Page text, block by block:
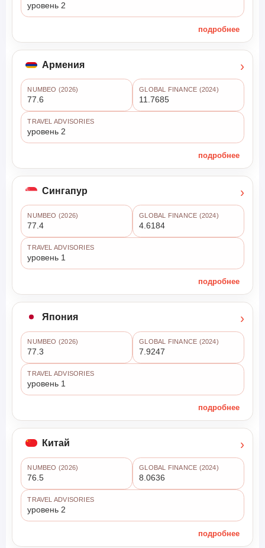
уровень 2
подробнее
Армения ›
NUMBEO (2026)
77.6
GLOBAL FINANCE (2024)
11.7685
TRAVEL ADVISORIES
уровень 2
подробнее
Сингапур ›
NUMBEO (2026)
77.4
GLOBAL FINANCE (2024)
4.6184
TRAVEL ADVISORIES
уровень 1
подробнее
Япония ›
NUMBEO (2026)
77.3
GLOBAL FINANCE (2024)
7.9247
TRAVEL ADVISORIES
уровень 1
подробнее
Китай ›
NUMBEO (2026)
76.5
GLOBAL FINANCE (2024)
8.0636
TRAVEL ADVISORIES
уровень 2
подробнее